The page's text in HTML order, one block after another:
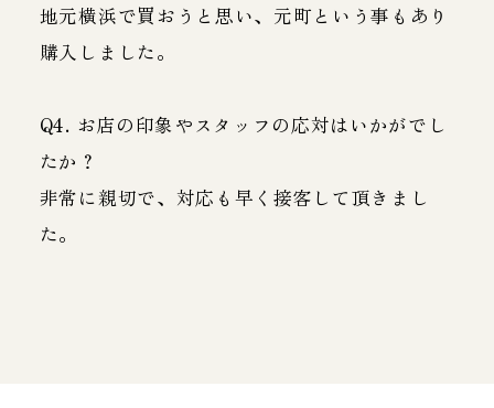
地元横浜で買おうと思い、元町という事もあり
購入しました。
Q4. お店の印象やスタッフの応対はいかがでし
たか？
非常に親切で、対応も早く接客して頂きまし
た。